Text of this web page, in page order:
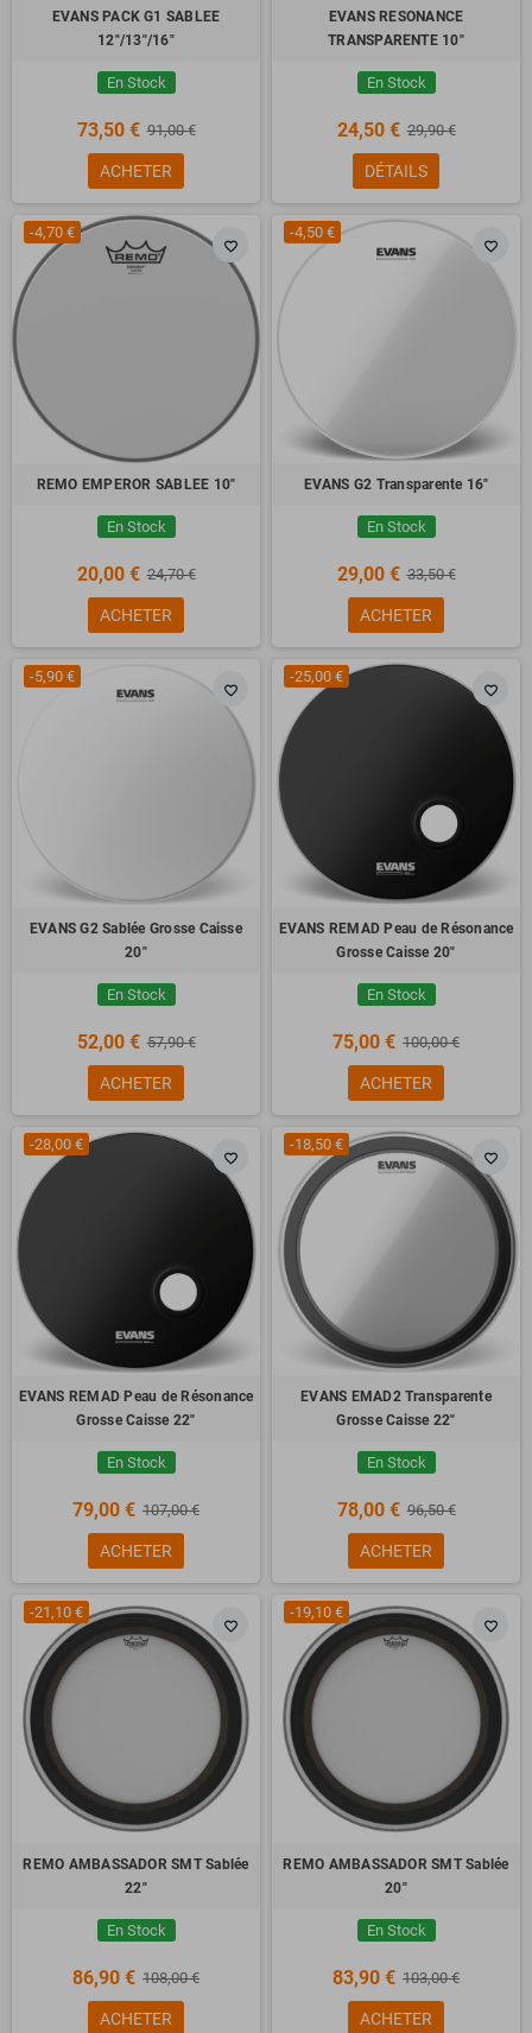
EVANS PACK G1 SABLEE
12"/13"/16"
En Stock
73,50 € 91,00 €
ACHETER
EVANS RESONANCE
TRANSPARENTE 10"
En Stock
24,50 € 29,90 €
DÉTAILS
favorite_border
-4,70 €
REMO EMPEROR SABLEE 10"
En Stock
20,00 € 24,70 €
ACHETER
favorite_border
-4,50 €
EVANS G2 Transparente 16"
En Stock
29,00 € 33,50 €
ACHETER
favorite_border
-5,90 €
EVANS G2 Sablée Grosse Caisse
20"
En Stock
52,00 € 57,90 €
ACHETER
favorite_border
-25,00 €
EVANS REMAD Peau de Résonance
Grosse Caisse 20"
En Stock
75,00 € 100,00 €
ACHETER
favorite_border
-28,00 €
EVANS REMAD Peau de Résonance
Grosse Caisse 22"
En Stock
79,00 € 107,00 €
ACHETER
favorite_border
-18,50 €
EVANS EMAD2 Transparente
Grosse Caisse 22"
En Stock
78,00 € 96,50 €
ACHETER
favorite_border
-21,10 €
REMO AMBASSADOR SMT Sablée
22"
En Stock
86,90 € 108,00 €
ACHETER
favorite_border
-19,10 €
REMO AMBASSADOR SMT Sablée
20"
En Stock
83,90 € 103,00 €
ACHETER